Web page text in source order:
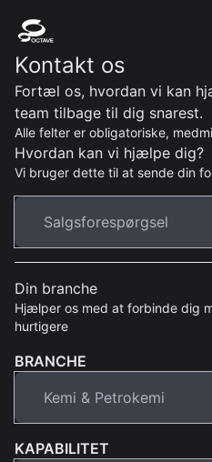
Kontakt os
Fortæl os, hvordan vi kan
team tilbage til dig snarest.
Alle felter er obligatoriske,
Hvordan kan vi hjælpe dig?
Vi bruger dette til at sende din
Din branche
Hjælper os med at forbinde dig
hurtigere
BRANCHE
KAPABILITET